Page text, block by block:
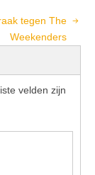
tegen The
Weekenders
velden zijn